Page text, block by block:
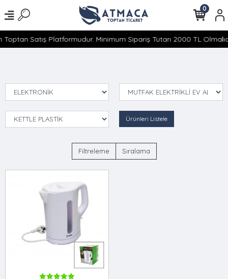
Satış Platformudur. Minimum Sipariş Tutarı 2000 TL
0
Ürünleri Listele
Filtreleme Sıralama